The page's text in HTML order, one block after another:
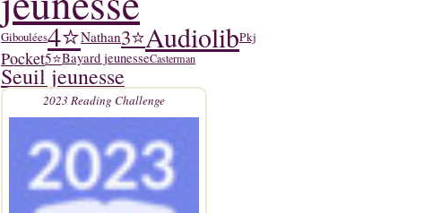
Giboulées4⭐Nathan3⭐AudiolibPkj
Pocket5⭐Bayard jeunesseCasterman
Seuil jeunesse
2023 Reading Challenge